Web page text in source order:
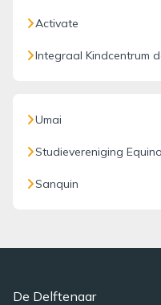
Activate
Integraal Kindcentrum
Umai
Studievereniging
Sanquin
De Delftenaar